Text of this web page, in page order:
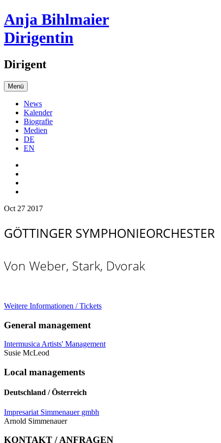
Anja Bihlmaier
Dirigentin
Dirigent
Menü
News
Kalender
Biografie
Medien
DE
EN
Oct 27 2017
GÖTTINGER SYMPHONIEORCHESTER
Von Weber, Stark, Dvorak
Weitere Informationen / Tickets
General management
Intermusica Artists' Management
Susie McLeod
Local managements
Deutschland / Österreich
Impresariat Simmenauer gmbh
Arnold Simmenauer
KONTAKT / ANFRAGEN